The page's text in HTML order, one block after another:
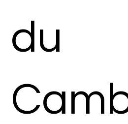
du